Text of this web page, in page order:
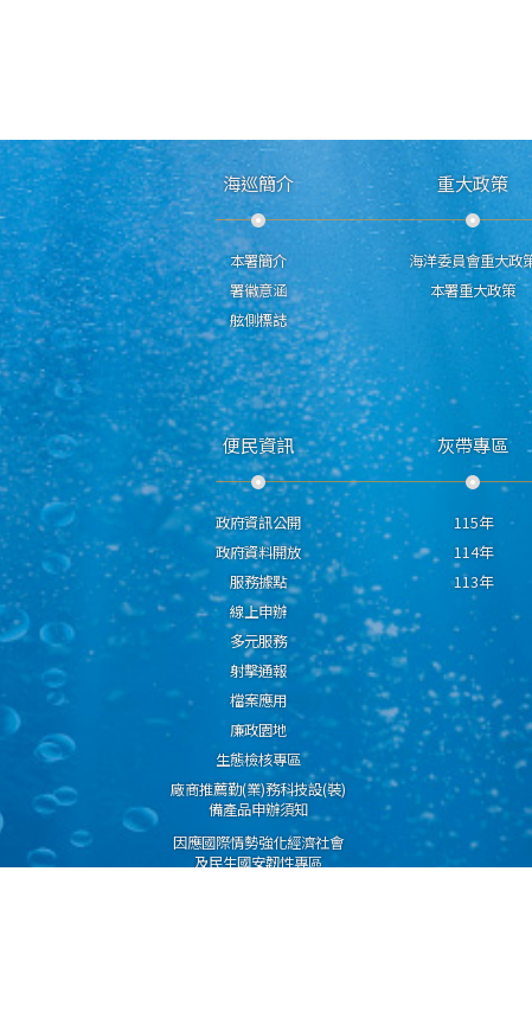
海巡簡介
本署簡介
署徽意涵
舷側標誌
重大政策
海洋委員會重大政
本署重大政策
便民資訊
政府資訊公開
政府資料開放
服務據點
線上申辦
多元服務
射擊通報
檔案應用
廉政園地
生態檢核專區
廠商推薦勤(業)務科技設(裝)
備產品申辦須知
因應國際情勢強化經濟社會
及民生國安韌性專區
灰帶專區
115年
114年
113年